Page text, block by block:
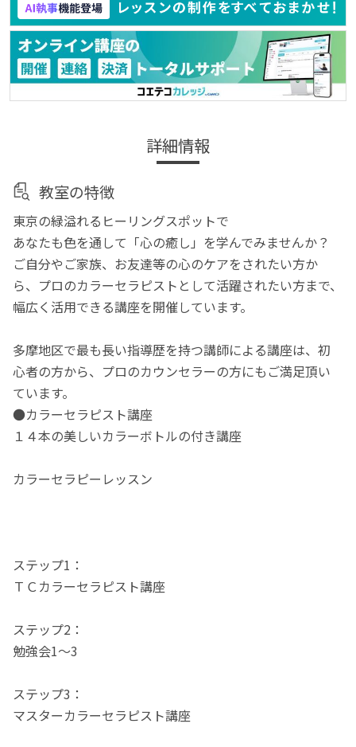
詳細情報
教室の特徴
東京の緑溢れるヒーリングスポットで
あなたも色を通して「心の癒し」を学んでみませんか？
ご自分やご家族、お友達等の心のケアをされたい方か
ら、プロのカラーセラピストとして活躍されたい方まで、
幅広く活用できる講座を開催しています。
多摩地区で最も長い指導歴を持つ講師による講座は、初
心者の方から、プロのカウンセラーの方にもご満足頂い
ています。
●カラーセラピスト講座
１４本の美しいカラーボトルの付き講座
カラーセラピーレッスン
ステップ1：
ＴＣカラーセラピスト講座
ステップ2：
勉強会1～3
ステップ3：
マスターカラーセラピスト講座